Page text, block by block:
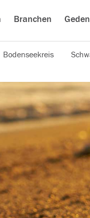
Branchen
Bodenseekreis